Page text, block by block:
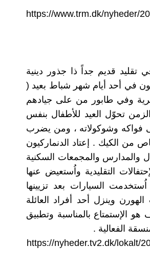
https://www.trm.dk/nyheder/
قديم جداً ذا جذور دينية
في أحد أيام شهر شباط بعيد (
وفي طابور من على جيادهم
تحوّل العيد للأطفال بنفس
فواكه وشوكولاته ، ومن يضرب
من الكيك . إعتاد الدنماركيون
والمدارس والمجمعات السكنية
التقليدية واُستعيض عنها
السيارات بعد تزيينها
وينزل أحد أفراد العائلة
الإستمتاع بالمناسبة وتطبيق
الفعالية .
https://nyheder.tv2.dk/lokalt/